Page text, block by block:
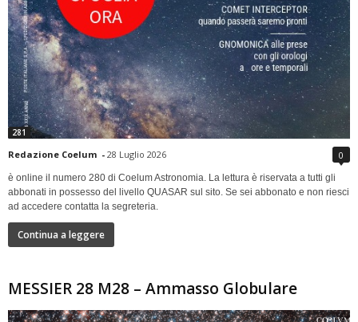
281
Redazione Coelum - 28 Luglio 2026 0
è online il numero 280 di Coelum Astronomia. La lettura è riservata a tutti gli
abbonati in possesso del livello QUASAR sul sito. Se sei abbonato e non riesci
ad accedere contatta la segreteria.
Continua a leggere
MESSIER 28 M28 – Ammasso Globulare